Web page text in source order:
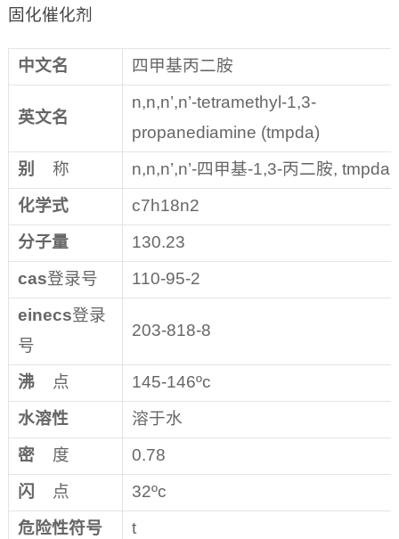
固化催化剂
中文名 四甲基丙二胺
英文名
n,n,n’,n’-tetramethyl-1,3-
propanediamine (tmpda)
别
称
n,n,n’,n’-四甲基-1,3-丙二胺, tmpda
化学式
c7h18n2
分子量
130.23
cas登录号
110-95-2
einecs登录
号
203-818-8
沸点
145-146ºc
水溶性
溶于水
密度
0.78
闪
点
32ºc
危险性符号
t